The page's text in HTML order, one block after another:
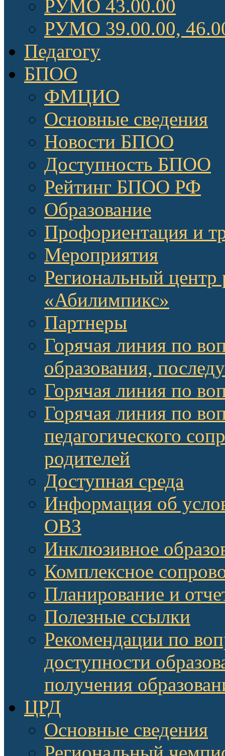
РУМО 43.00.00
РУМО 39.00.00,
Педагогу
БПОО
ФМЦИО
Основные сведения
Новости БПОО
Доступность БПОО
Рейтинг БПОО РФ
Образование
Профориентация и
Мероприятия
Региональный центр
«Абилимпикс»
Партнеры
Горячая линия по
образования,
Горячая линия по
Горячая линия по
педагогического
родителей
Доступная среда
Информация об
ОВЗ
Инклюзивное
Комплексное
Планирование и
Полезные ссылки
Рекомендации по
доступности
получения
ЦРД
Основные сведения